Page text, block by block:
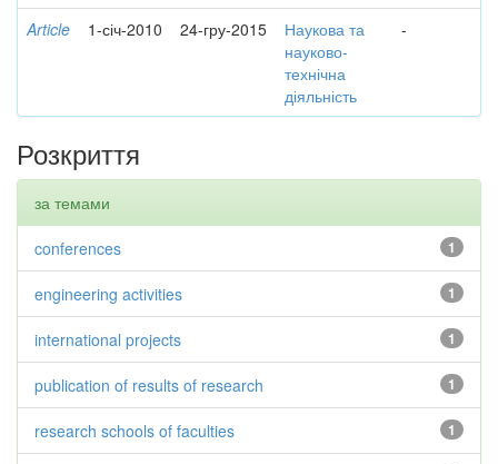
Article 1-січ-2010 24-гру-2015
Наукова та
науково-
технічна
діяльність
-
Розкриття
за темами
1
conferences
1
engineering activities
1
international projects
1
publication of results of research
1
research schools of faculties